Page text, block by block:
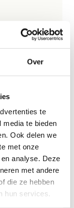
Over
te
te bieden
Ook delen we
met onze
analyse. Deze
met andere
die ze hebben
hun services.
gloednieuw
activiteit die
komen
gratis mee: 1
je school